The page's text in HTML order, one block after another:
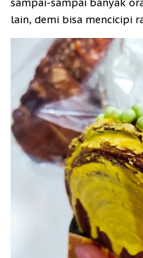
lain, demi bisa mencicipi